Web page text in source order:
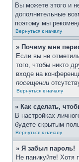
Вы можете этого и
дополнительные
поэтому мы
Вернуться к началу
» Почему мне
Если вы не
того, чтобы никто
входе на
посещении
Вернуться к началу
» Как сделать,
В настройках
будете скрытым
Вернуться к началу
» Я забыл пароль!
Не паникуйте! Хотя